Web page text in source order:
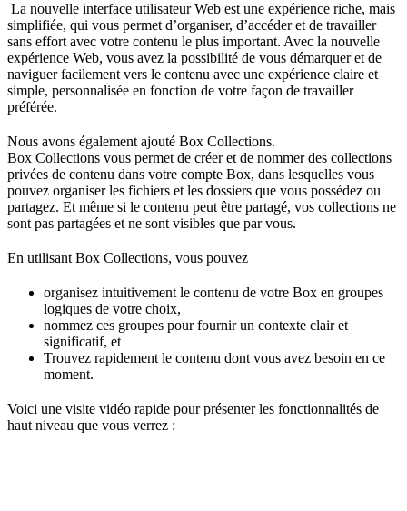
La nouvelle interface utilisateur Web est une expérience riche, mais
simplifiée, qui vous permet d’organiser, d’accéder et de travailler
sans effort avec votre contenu le plus important. Avec la nouvelle
expérience Web, vous avez la possibilité de vous démarquer et de
naviguer facilement vers le contenu avec une expérience claire et
simple, personnalisée en fonction de votre façon de travailler
préférée.
Nous avons également ajouté Box Collections.
Box Collections vous permet de créer et de nommer des collections
privées de contenu dans votre compte Box, dans lesquelles vous
pouvez organiser les fichiers et les dossiers que vous possédez ou
partagez. Et même si le contenu peut être partagé, vos collections ne
sont pas partagées et ne sont visibles que par vous.
En utilisant Box Collections, vous pouvez
organisez intuitivement le contenu de votre Box en groupes
logiques de votre choix,
nommez ces groupes pour fournir un contexte clair et
significatif, et
Trouvez rapidement le contenu dont vous avez besoin en ce
moment.
Voici une visite vidéo rapide pour présenter les fonctionnalités de
haut niveau que vous verrez :